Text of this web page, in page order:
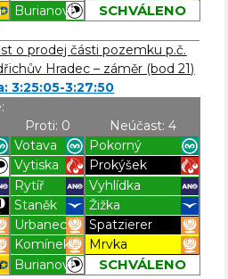
Burianová SCHVÁLENO
o prodej části pozemku p.č.
Hradec – záměr (bod 21)
3:25:05-3:27:50
Proti: 0
Neúčast: 4
Votava
Pokorný
Vytiska
Prokýšek
Rytíř
Vyhlídka
Staněk
Žižka
Urbanec
Spatzierer
Komínek
Mrvka
Burianová SCHVÁLENO